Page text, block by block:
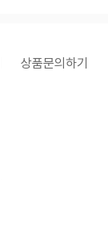
상품문의하기